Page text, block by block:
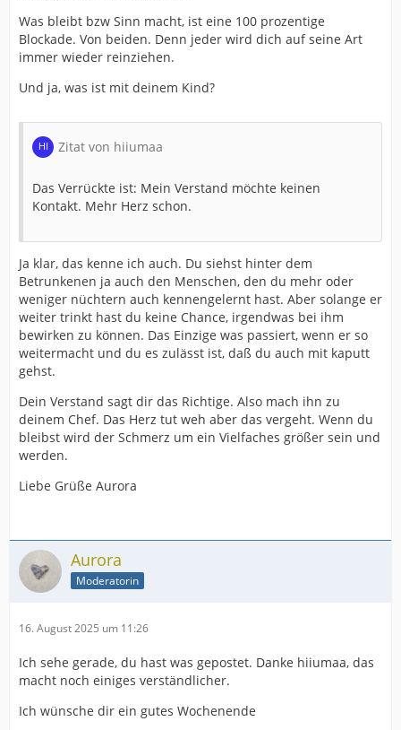
Was bleibt bzw Sinn macht, ist eine 100 prozentige
Blockade. Von beiden. Denn jeder wird dich auf seine Art
immer wieder reinziehen.
Und ja, was ist mit deinem Kind?
Zitat von hiiumaa
Das Verrückte ist: Mein Verstand möchte keinen
Kontakt. Mehr Herz schon.
Ja klar, das kenne ich auch. Du siehst hinter dem
Betrunkenen ja auch den Menschen, den du mehr oder
weniger nüchtern auch kennengelernt hast. Aber solange er
weiter trinkt hast du keine Chance, irgendwas bei ihm
bewirken zu können. Das Einzige was passiert, wenn er so
weitermacht und du es zulässt ist, daß du auch mit kaputt
gehst.
Dein Verstand sagt dir das Richtige. Also mach ihn zu
deinem Chef. Das Herz tut weh aber das vergeht. Wenn du
bleibst wird der Schmerz um ein Vielfaches größer sein und
werden.
Liebe Grüße Aurora
Aurora
Moderatorin
16. August 2025 um 11:26
Ich sehe gerade, du hast was gepostet. Danke hiiumaa, das
macht noch einiges verständlicher.
Ich wünsche dir ein gutes Wochenende